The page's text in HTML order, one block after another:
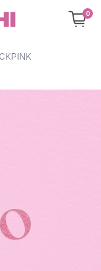
0